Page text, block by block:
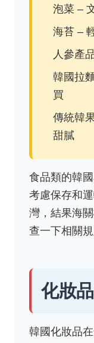
泡菜 –
海苔 –
人參產
韓國拉
買
傳統韓
甜膩
食品類的韓
考慮保存和
灣，結果海
查一下相關規
化妝
韓國化妝品